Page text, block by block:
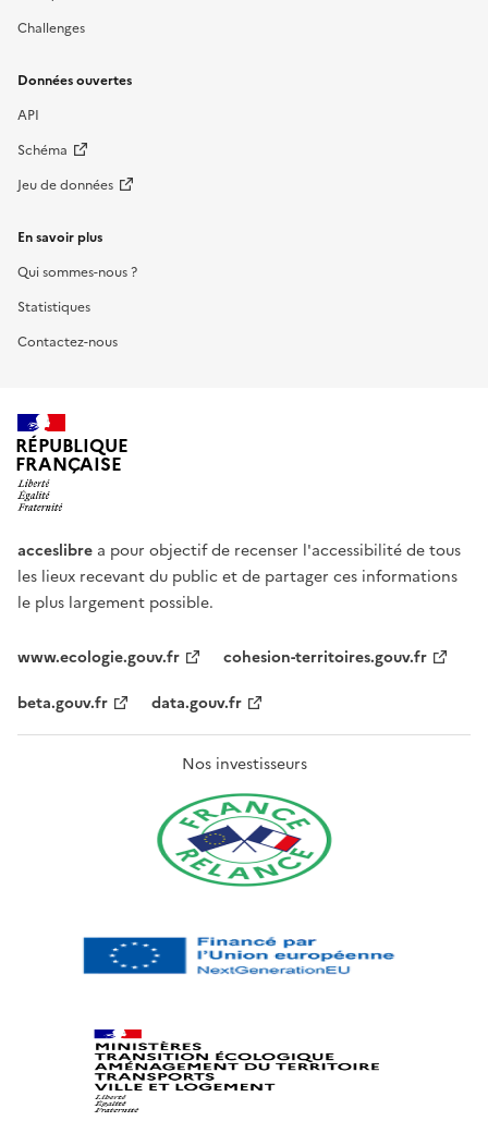
Challenges
Données ouvertes
API
Schéma
Jeu de données
En savoir plus
Qui sommes-nous ?
Statistiques
Contactez-nous
RÉPUBLIQUE
FRANÇAISE
acceslibre a pour objectif de recenser l'accessibilité de tous
les lieux recevant du public et de partager ces informations
le plus largement possible.
www.ecologie.gouv.fr
cohesion-territoires.gouv.fr
beta.gouv.fr
data.gouv.fr
Nos investisseurs